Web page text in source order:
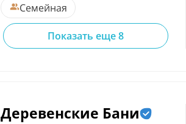
Семейная
Показать еще 8
Деревенские Бани